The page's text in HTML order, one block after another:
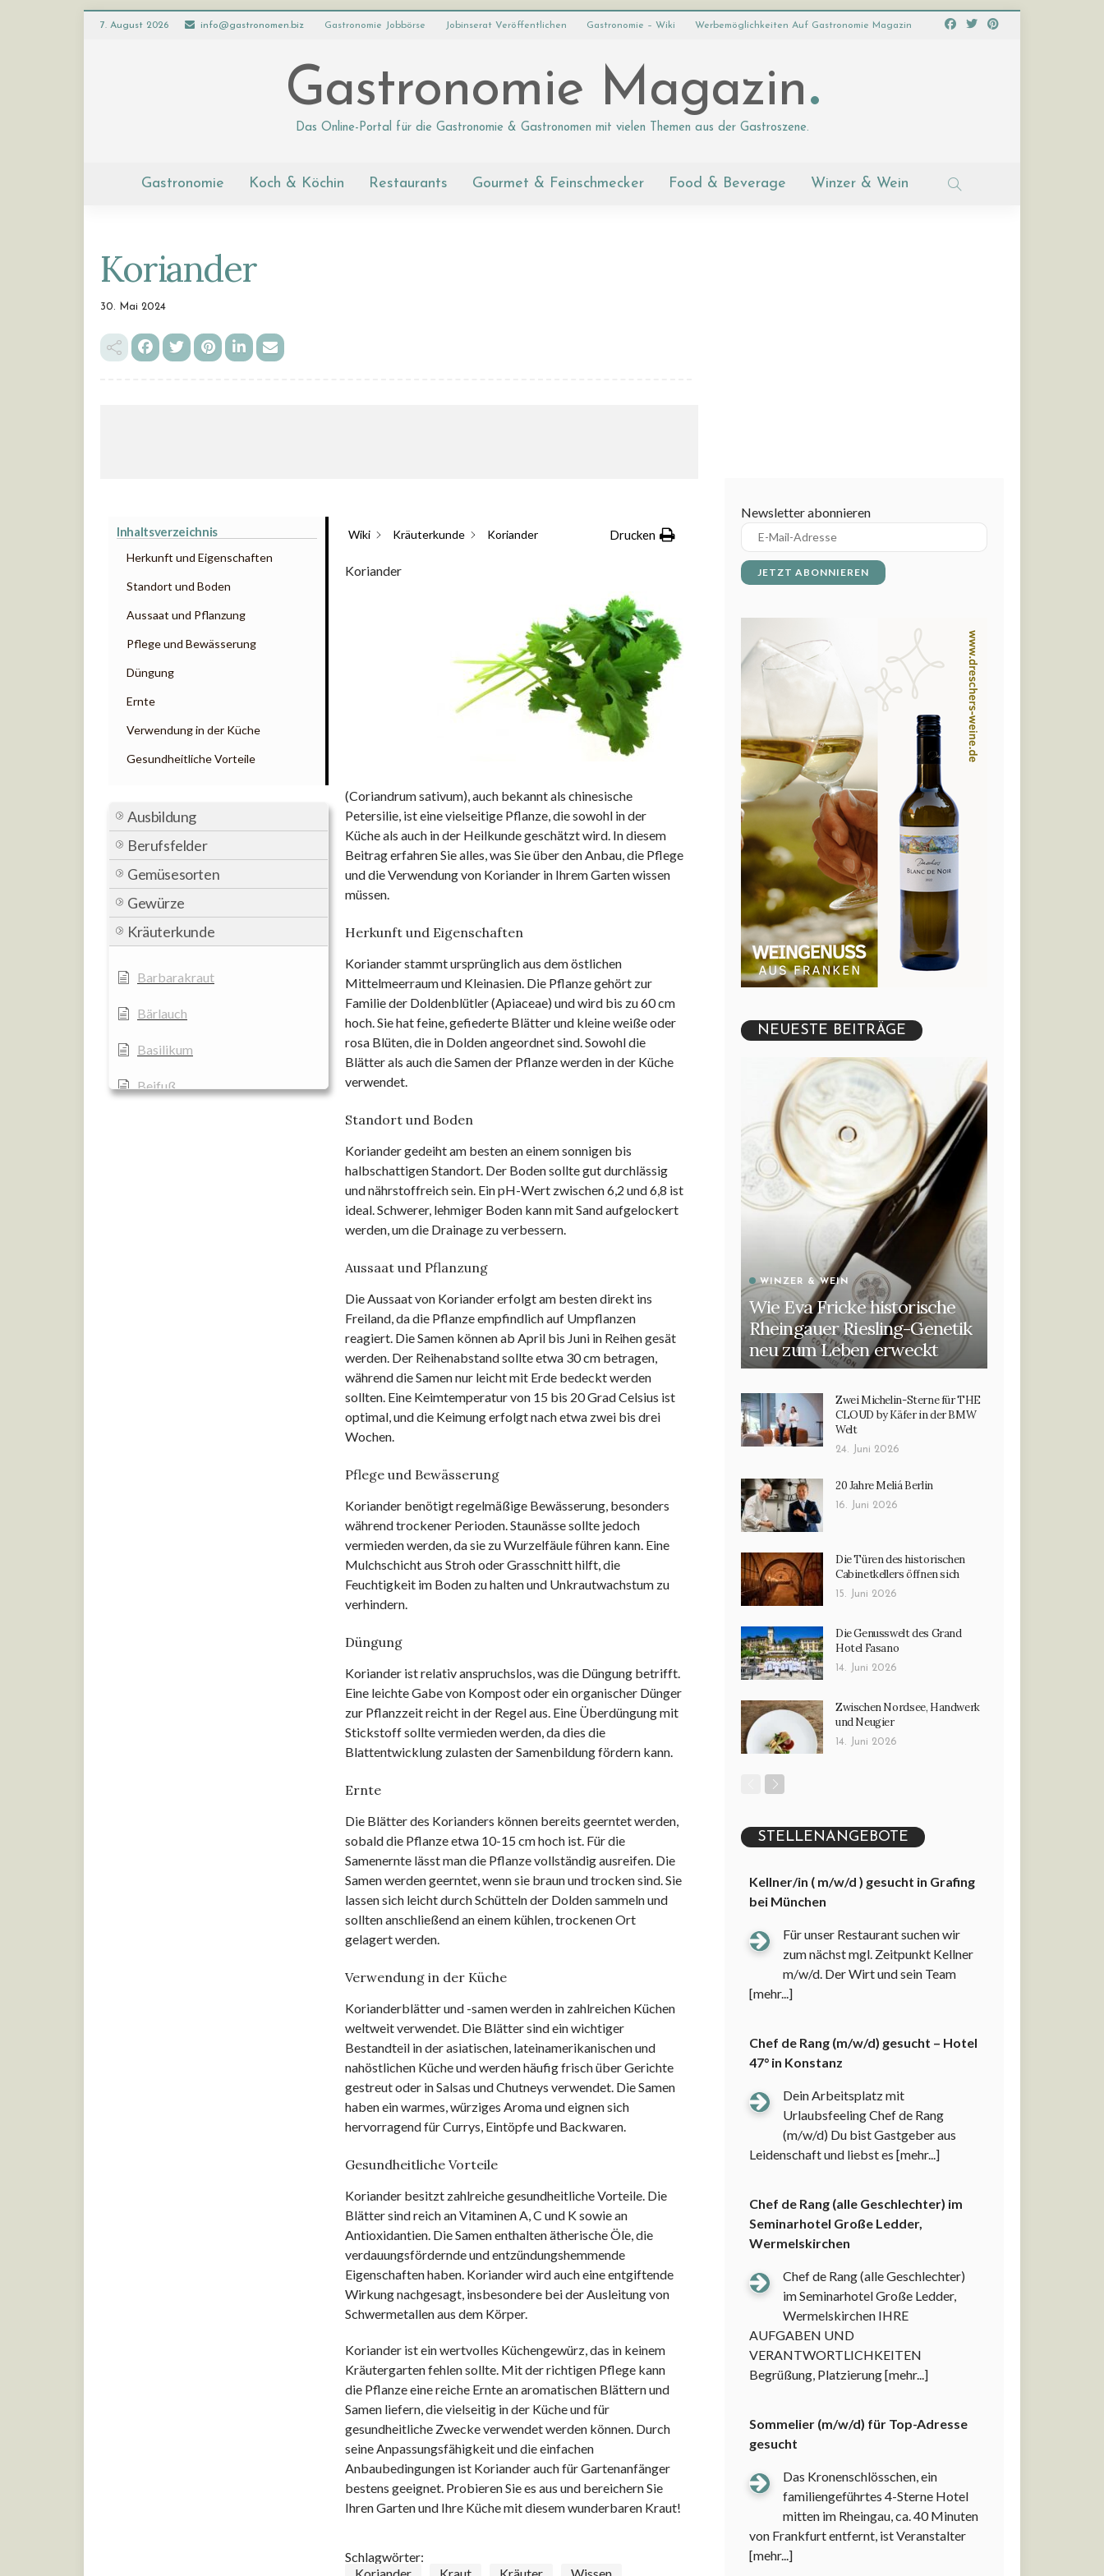
7. August 2026 info@gastronomen.biz Gastronomie Jobbörse Jobinserat Veröffentlichen Gastronomie – Wiki Werbemöglichkeiten Auf Gastronomie Magazin
Gastronomie Magazin
Das Online-Portal für die Gastronomie & Gastronomen mit vielen Themen aus der Gastroszene.
Gastronomie Koch & Köchin Restaurants Gourmet & Feinschmecker Food & Beverage Winzer & Wein
Koriander
30. Mai 2024
Inhaltsverzeichnis
Herkunft und Eigenschaften
Standort und Boden
Aussaat und Pflanzung
Pflege und Bewässerung
Düngung
Ernte
Verwendung in der Küche
Gesundheitliche Vorteile
Ausbildung
Berufsfelder
Gemüsesorten
Gewürze
Kräuterkunde
Barbarakraut
Bärlauch
Basilikum
Beifuß
Wiki Kräuterkunde Koriander Drucken
Koriander
(Coriandrum sativum), auch bekannt als chinesische
Petersilie, ist eine vielseitige Pflanze, die sowohl in der
Küche als auch in der Heilkunde geschätzt wird. In diesem
Beitrag erfahren Sie alles, was Sie über den Anbau, die Pflege
und die Verwendung von Koriander in Ihrem Garten wissen
müssen.
Herkunft und Eigenschaften
Koriander stammt ursprünglich aus dem östlichen
Mittelmeerraum und Kleinasien. Die Pflanze gehört zur
Familie der Doldenblütler (Apiaceae) und wird bis zu 60 cm
hoch. Sie hat feine, gefiederte Blätter und kleine weiße oder
rosa Blüten, die in Dolden angeordnet sind. Sowohl die
Blätter als auch die Samen der Pflanze werden in der Küche
verwendet.
Standort und Boden
Koriander gedeiht am besten an einem sonnigen bis
halbschattigen Standort. Der Boden sollte gut durchlässig
und nährstoffreich sein. Ein pH-Wert zwischen 6,2 und 6,8 ist
ideal. Schwerer, lehmiger Boden kann mit Sand aufgelockert
werden, um die Drainage zu verbessern.
Aussaat und Pflanzung
Die Aussaat von Koriander erfolgt am besten direkt ins
Freiland, da die Pflanze empfindlich auf Umpflanzen
reagiert. Die Samen können ab April bis Juni in Reihen gesät
werden. Der Reihenabstand sollte etwa 30 cm betragen,
während die Samen nur leicht mit Erde bedeckt werden
sollten. Eine Keimtemperatur von 15 bis 20 Grad Celsius ist
optimal, und die Keimung erfolgt nach etwa zwei bis drei
Wochen.
Pflege und Bewässerung
Koriander benötigt regelmäßige Bewässerung, besonders
während trockener Perioden. Staunässe sollte jedoch
vermieden werden, da sie zu Wurzelfäule führen kann. Eine
Mulchschicht aus Stroh oder Grasschnitt hilft, die
Feuchtigkeit im Boden zu halten und Unkrautwachstum zu
verhindern.
Düngung
Koriander ist relativ anspruchslos, was die Düngung betrifft.
Eine leichte Gabe von Kompost oder ein organischer Dünger
zur Pflanzzeit reicht in der Regel aus. Eine Überdüngung mit
Stickstoff sollte vermieden werden, da dies die
Blattentwicklung zulasten der Samenbildung fördern kann.
Ernte
Die Blätter des Korianders können bereits geerntet werden,
sobald die Pflanze etwa 10-15 cm hoch ist. Für die
Samenernte lässt man die Pflanze vollständig ausreifen. Die
Samen werden geerntet, wenn sie braun und trocken sind. Sie
lassen sich leicht durch Schütteln der Dolden sammeln und
sollten anschließend an einem kühlen, trockenen Ort
gelagert werden.
Verwendung in der Küche
Korianderblätter und -samen werden in zahlreichen Küchen
weltweit verwendet. Die Blätter sind ein wichtiger
Bestandteil in der asiatischen, lateinamerikanischen und
nahöstlichen Küche und werden häufig frisch über Gerichte
gestreut oder in Salsas und Chutneys verwendet. Die Samen
haben ein warmes, würziges Aroma und eignen sich
hervorragend für Currys, Eintöpfe und Backwaren.
Gesundheitliche Vorteile
Koriander besitzt zahlreiche gesundheitliche Vorteile. Die
Blätter sind reich an Vitaminen A, C und K sowie an
Antioxidantien. Die Samen enthalten ätherische Öle, die
verdauungsfördernde und entzündungshemmende
Eigenschaften haben. Koriander wird auch eine entgiftende
Wirkung nachgesagt, insbesondere bei der Ausleitung von
Schwermetallen aus dem Körper.
Koriander ist ein wertvolles Küchengewürz, das in keinem
Kräutergarten fehlen sollte. Mit der richtigen Pflege kann
die Pflanze eine reiche Ernte an aromatischen Blättern und
Samen liefern, die vielseitig in der Küche und für
gesundheitliche Zwecke verwendet werden können. Durch
seine Anpassungsfähigkeit und die einfachen
Anbaubedingungen ist Koriander auch für Gartenanfänger
bestens geeignet. Probieren Sie es aus und bereichern Sie
Ihren Garten und Ihre Küche mit diesem wunderbaren Kraut!
Schlagwörter:
Newsletter abonnieren
NEUESTE BEITRÄGE
WINZER & WEIN
Wie Eva Fricke historische
Rheingauer Riesling-Genetik
neu zum Leben erweckt
Zwei Michelin-Sterne für THE
CLOUD by Käfer in der BMW
Welt
24. Juni 2026
20 Jahre Meliá Berlin
16. Juni 2026
Die Türen des historischen
Cabinetkellers öffnen sich
15. Juni 2026
Die Genusswelt des Grand
Hotel Fasano
14. Juni 2026
Zwischen Nordsee, Handwerk
und Neugier
14. Juni 2026
STELLENANGEBOTE
Kellner/in ( m/w/d ) gesucht in Grafing
bei München
Für unser Restaurant suchen wir
zum nächst mgl. Zeitpunkt Kellner
m/w/d. Der Wirt und sein Team
[mehr...]
Chef de Rang (m/w/d) gesucht – Hotel
47° in Konstanz
Dein Arbeitsplatz mit
Urlaubsfeeling Chef de Rang
(m/w/d) Du bist Gastgeber aus
Leidenschaft und liebst es [mehr...]
Chef de Rang (alle Geschlechter) im
Seminarhotel Große Ledder,
Wermelskirchen
Chef de Rang (alle Geschlechter)
im Seminarhotel Große Ledder,
Wermelskirchen IHRE
AUFGABEN UND
VERANTWORTLICHKEITEN
Begrüßung, Platzierung[mehr...]
Sommelier (m/w/d) für Top-Adresse
gesucht
Das Kronenschlösschen, ein
familiengeführtes 4-Sterne Hotel
mitten im Rheingau, ca. 40 Minuten
von Frankfurt entfernt, ist Veranstalter
[mehr...]